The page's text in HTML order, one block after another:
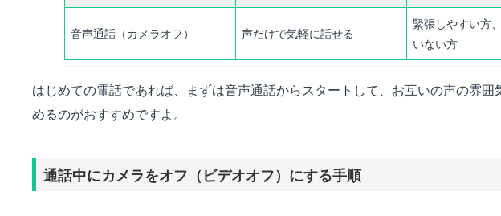
音声通話（カメラオフ） 声だけで気軽に話せる
緊張しやすい方
いない方
はじめての電話であれば、まずは音声通話からスタートして、お互いの声の雰囲
めるのがおすすめですよ。
通話中にカメラをオフ（ビデオオフ）にする手順